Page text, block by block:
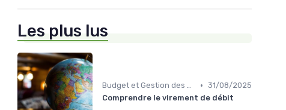
Les plus lus
Budget et Gestion des Finances Personnelles • 31/08/2025
Comprendre le virement de débit